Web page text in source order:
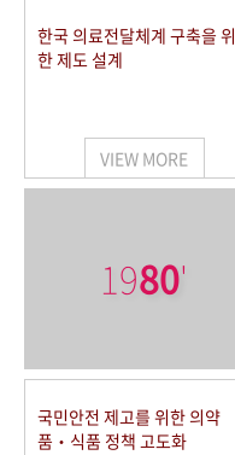
한국 의료전달체계 구축을 위
한 제도 설계
VIEW MORE
1980'
국민안전 제고를 위한 의약
품‧식품 정책 고도화